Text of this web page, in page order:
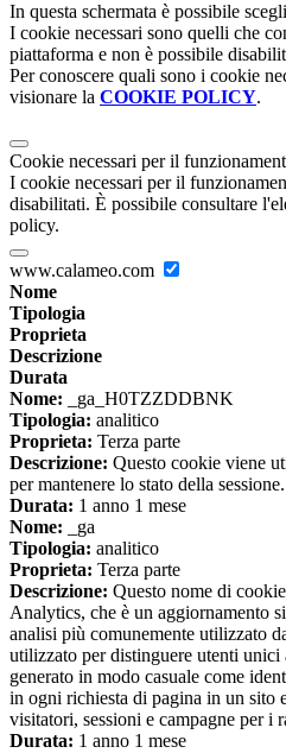
In questa schermata è possibile
I cookie necessari sono quelli che
piattaforma e non è possibile
Per conoscere quali sono i cookie
visionare la COOKIE POLICY.
Cookie necessari per il
I cookie necessari per il
disabilitati. È possibile consultare
policy.
www.calameo.com
Nome
Tipologia
Proprieta
Descrizione
Durata
Nome: _ga_H0TZZDDBNK
Tipologia: analitico
Proprieta: Terza parte
Descrizione: Questo cookie viene
per mantenere lo stato della sessione.
Durata: 1 anno 1 mese
Nome: _ga
Tipologia: analitico
Proprieta: Terza parte
Descrizione: Questo nome di
Analytics, che è un aggiornamento
analisi più comunemente utilizzato
utilizzato per distinguere utenti unici
generato in modo casuale come
in ogni richiesta di pagina in un sito
visitatori, sessioni e campagne per i
Durata: 1 anno 1 mese